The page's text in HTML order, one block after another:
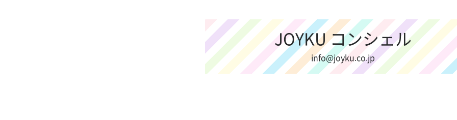
JOYKU コンシェル
info@joyku.co.jp